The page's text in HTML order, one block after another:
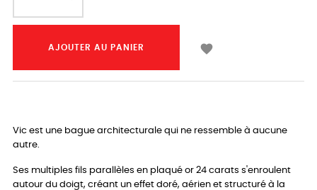
AJOUTER AU PANIER 
Vic est une bague architecturale qui ne ressemble à aucune
autre.
Ses multiples fils parallèles en plaqué or 24 carats s'enroulent
autour du doigt, créant un effet doré, aérien et structuré à la